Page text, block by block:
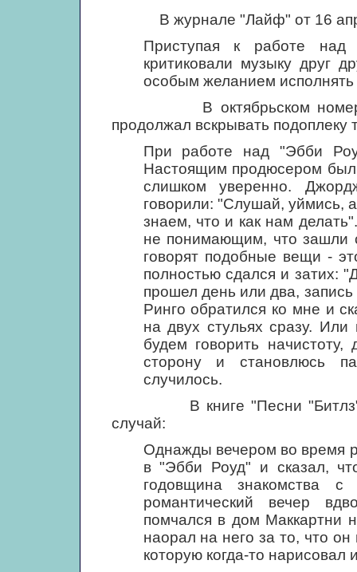
В журнале "Лайф" от 16
Приступая к работе
критиковали музыку друг
особым желанием
В октябрьском номере
продолжал вскрывать
При работе над "Эбби
Настоящим продюсером
слишком уверенно.
говорили: "Слушай, уймись,
знаем, что и как нам
не понимающим, что зашли
говорят подобные вещи -
полностью сдался и затих:
прошел день или два,
Ринго обратился ко мне и
на двух стульях сразу.
будем говорить
сторону и становлюсь
случилось.
В книге "Песни "Битлз""
случай:
Однажды вечером во время
в "Эбби Роуд" и сказал,
годовщина знакомства
романтический вечер
помчался в дом Маккартни
наорал на него за то, что
которую когда-то нарисовал